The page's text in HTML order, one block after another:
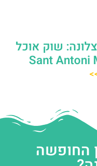
שוק אוכל
החופשה